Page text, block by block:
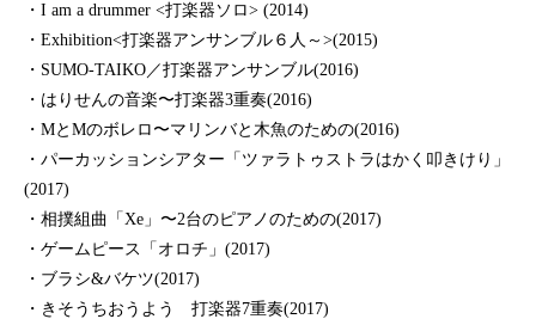
・I am a drummer <打楽器ソロ> (2014)
・Exhibition<打楽器アンサンブル６人～>(2015)
・SUMO-TAIKO／打楽器アンサンブル(2016)
・はりせんの音楽〜打楽器3重奏(2016)
・MとMのボレロ〜マリンバと木魚のための(2016)
・パーカッションシアター「ツァラトゥストラはかく叩きけり」
(2017)
・相撲組曲「Xe」〜2台のピアノのための(2017)
・ゲームピース「オロチ」(2017)
・ブラシ&バケツ(2017)
・きそうちおうよう 打楽器7重奏(2017)